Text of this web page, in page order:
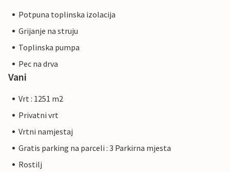
Potpuna toplinska izolacija
Grijanje na struju
Toplinska pumpa
Pec na drva
Vani
Vrt : 1251 m2
Privatni vrt
Vrtni namjestaj
Gratis parking na parceli : 3 Parkirna mjesta
Rostilj